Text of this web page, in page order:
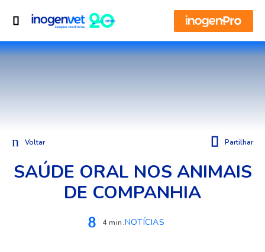
Voltar Partilhar
SAÚDE ORAL NOS ANIMAIS
DE COMPANHIA
NOTÍCIAS
4 min.